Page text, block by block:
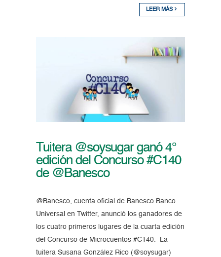
LEER MÁS
Tuitera @soysugar ganó 4°
edición del Concurso #C140
de @Banesco
@Banesco, cuenta oficial de Banesco Banco
Universal en Twitter, anunció los ganadores de
los cuatro primeros lugares de la cuarta edición
del Concurso de Microcuentos #C140. La
tuitera Susana González Rico (@soysugar)